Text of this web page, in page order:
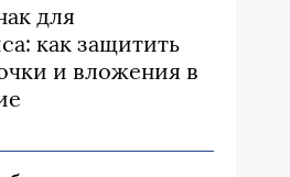
для
как защитить
и вложения в